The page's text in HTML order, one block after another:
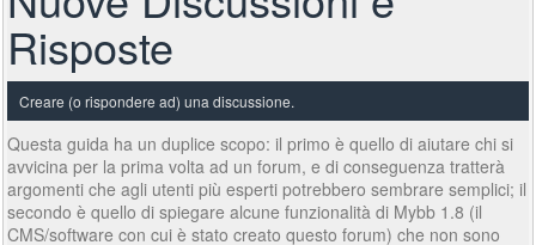
Risposte
Creare (o rispondere ad) una discussione.
Questa guida ha un duplice scopo: il primo è quello di aiutare chi si
avvicina per la prima volta ad un forum, e di conseguenza tratterà
argomenti che agli utenti più esperti potrebbero sembrare semplici; il
secondo è quello di spiegare alcune funzionalità di Mybb 1.8 (il
CMS/software con cui è stato creato questo forum) che non sono